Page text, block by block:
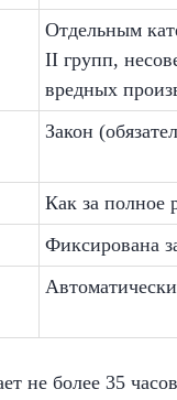
Отдельным
II групп,
вредных
Закон
Как за полное
Фиксирована
не более 35